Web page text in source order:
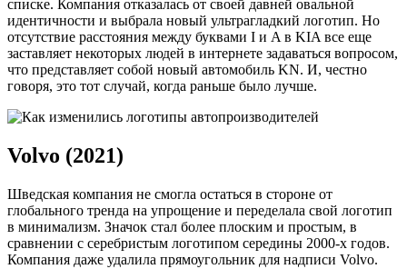
списке. Компания отказалась от своей давней овальной
идентичности и выбрала новый ультрагладкий логотип. Но
отсутствие расстояния между буквами I и A в KIA все еще
заставляет некоторых людей в интернете задаваться вопросом,
что представляет собой новый автомобиль KN. И, честно
говоря, это тот случай, когда раньше было лучше.
Volvo (2021)
Шведская компания не смогла остаться в стороне от
глобального тренда на упрощение и переделала свой логотип
в минимализм. Значок стал более плоским и простым, в
сравнении с серебристым логотипом середины 2000-х годов.
Компания даже удалила прямоугольник для надписи Volvo.